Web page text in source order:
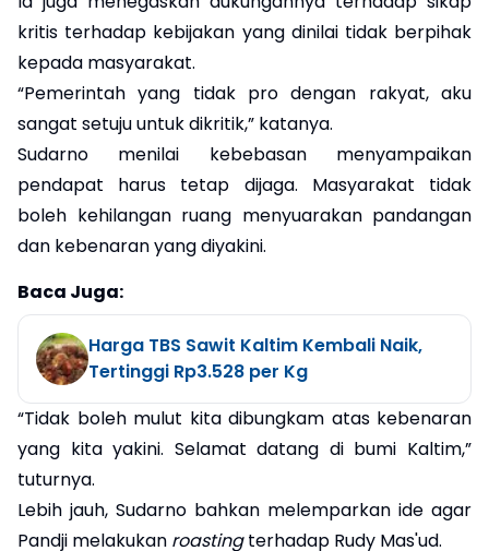
kritis terhadap kebijakan yang dinilai tidak berpihak
kepada masyarakat.
“Pemerintah yang tidak pro dengan rakyat, aku
sangat setuju untuk dikritik,” katanya.
Sudarno menilai kebebasan menyampaikan
pendapat harus tetap dijaga. Masyarakat tidak
boleh kehilangan ruang menyuarakan pandangan
dan kebenaran yang diyakini.
Baca Juga:
Harga TBS Sawit Kaltim Kembali Naik,
Tertinggi Rp3.528 per Kg
“Tidak boleh mulut kita dibungkam atas kebenaran
yang kita yakini. Selamat datang di bumi Kaltim,”
tuturnya.
Lebih jauh, Sudarno bahkan melemparkan ide agar
Pandji melakukan roastingterhadap Rudy Mas'ud.